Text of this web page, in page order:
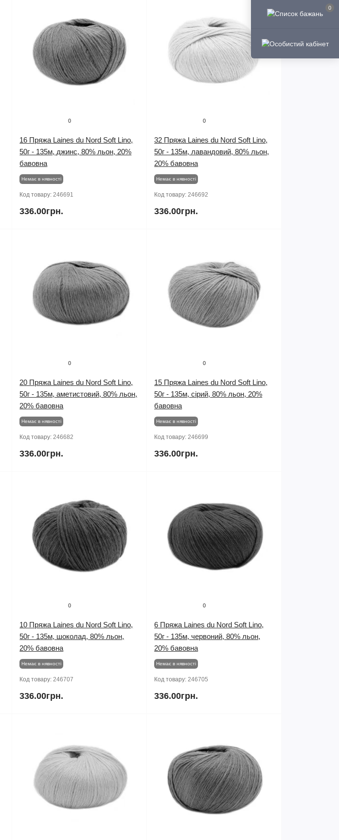
0
0
16 Пряжа Laines du Nord Soft Lino,
50г - 135м, джинс, 80% льон, 20%
бавовна
Немає в нявності
Код товару:246691
336.00грн.
0
32 Пряжа Laines du Nord Soft Lino,
50г - 135м, лавандовий, 80% льон,
20% бавовна
Немає в нявності
Код товару:246692
336.00грн.
0
20 Пряжа Laines du Nord Soft Lino,
50г - 135м, аметистовий, 80% льон,
20% бавовна
Немає в нявності
Код товару:246682
336.00грн.
0
15 Пряжа Laines du Nord Soft Lino,
50г - 135м, сірий, 80% льон, 20%
бавовна
Немає в нявності
Код товару:246699
336.00грн.
0
10 Пряжа Laines du Nord Soft Lino,
50г - 135м, шоколад, 80% льон,
20% бавовна
Немає в нявності
Код товару:246707
336.00грн.
0
6 Пряжа Laines du Nord Soft Lino,
50г - 135м, червоний, 80% льон,
20% бавовна
Немає в нявності
Код товару:246705
336.00грн.